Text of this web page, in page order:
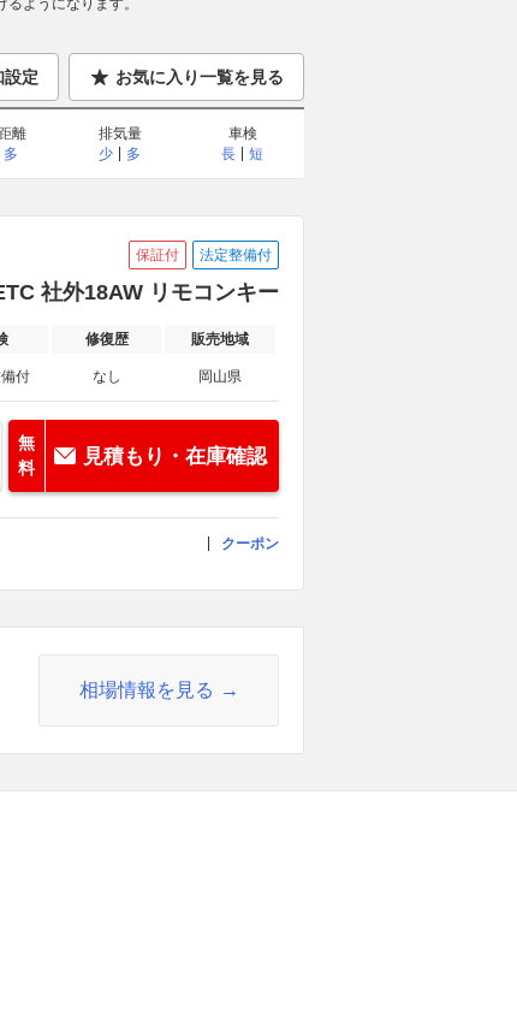
ようになります。
設定 お気に入り一覧を見る
離
多
排気量
少
多
車検
長
短
保証付 法定整備付
社外18AW リモコンキー
修復歴 販売地域
付 なし 岡山県
無
料
見積もり・在庫確認
クーポン
相場情報を見る